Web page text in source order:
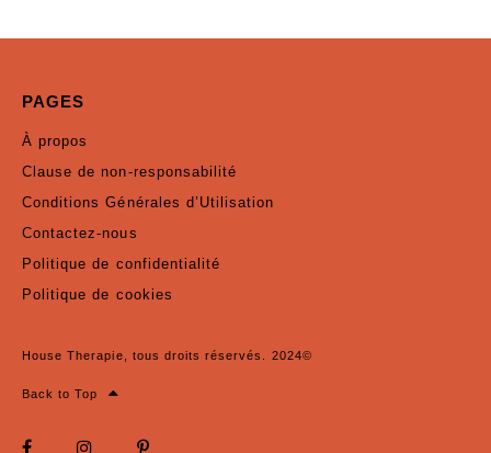
PAGES
À propos
Clause de non-responsabilité
Conditions Générales d’Utilisation
Contactez-nous
Politique de confidentialité
Politique de cookies
House Therapie, tous droits réservés. 2024©
Back to Top